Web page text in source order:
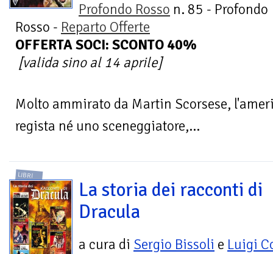
Profondo Rosso n. 85 - Profondo
Rosso - Reparto Offerte
OFFERTA SOCI: SCONTO 40%
[valida sino al 14 aprile]
Molto ammirato da Martin Scorsese,
regista né uno sceneggiatore,...
LIBRI
La storia dei racconti di
Dracula
a cura di Sergio Bissoli e Luigi